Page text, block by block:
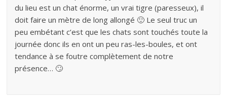
du lieu est un chat énorme, un vrai tigre (paresseux), il
doit faire un mètre de long allongé 🙂 Le seul truc un
peu embétant c’est que les chats sont touchés toute la
journée donc ils en ont un peu ras-les-boules, et ont
tendance à se foutre complètement de notre
présence… 🙄